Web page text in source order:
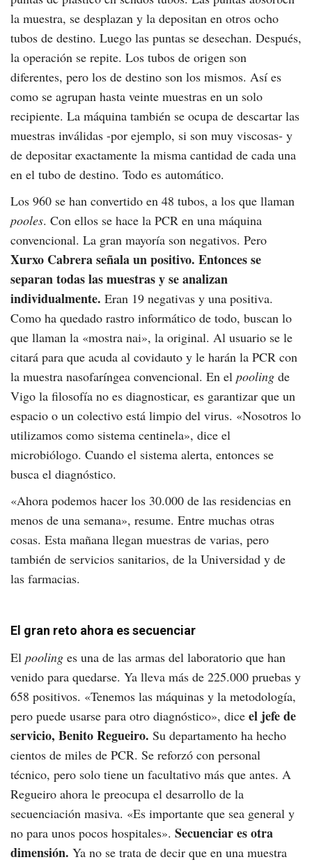
la muestra, se desplazan y la depositan en otros ocho
tubos de destino. Luego las puntas se desechan. Después,
la operación se repite. Los tubos de origen son
diferentes, pero los de destino son los mismos. Así es
como se agrupan hasta veinte muestras en un solo
recipiente. La máquina también se ocupa de descartar las
muestras inválidas -por ejemplo, si son muy viscosas- y
de depositar exactamente la misma cantidad de cada una
en el tubo de destino. Todo es automático.
Los 960 se han convertido en 48 tubos, a los que llaman
pooles. Con ellos se hace la PCR en una máquina
convencional. La gran mayoría son negativos. Pero
Xurxo Cabrera señala un positivo. Entonces se
separan todas las muestras y se analizan
individualmente. Eran 19 negativas y una positiva.
Como ha quedado rastro informático de todo, buscan lo
que llaman la «mostra nai», la original. Al usuario se le
citará para que acuda al covidauto y le harán la PCR con
la muestra nasofaríngea convencional. En el pooling de
Vigo la filosofía no es diagnosticar, es garantizar que un
espacio o un colectivo está limpio del virus. «Nosotros lo
utilizamos como sistema centinela», dice el
microbiólogo. Cuando el sistema alerta, entonces se
busca el diagnóstico.
«Ahora podemos hacer los 30.000 de las residencias en
menos de una semana», resume. Entre muchas otras
cosas. Esta mañana llegan muestras de varias, pero
también de servicios sanitarios, de la Universidad y de
las farmacias.
El gran reto ahora es secuenciar
El pooling es una de las armas del laboratorio que han
venido para quedarse. Ya lleva más de 225.000 pruebas y
658 positivos. «Tenemos las máquinas y la metodología,
pero puede usarse para otro diagnóstico», dice el jefe de
servicio, Benito Regueiro. Su departamento ha hecho
cientos de miles de PCR. Se reforzó con personal
técnico, pero solo tiene un facultativo más que antes. A
Regueiro ahora le preocupa el desarrollo de la
secuenciación masiva. «Es importante que sea general y
no para unos pocos hospitales». Secuenciar es otra
dimensión. Ya no se trata de decir que en una muestra